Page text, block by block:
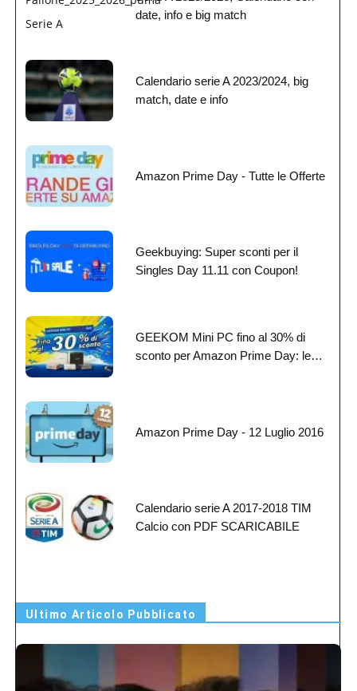
date, info e big match
Calendario serie A 2023/2024, big
match, date e info
Amazon Prime Day - Tutte le Offerte
Geekbuying: Super sconti per il
Singles Day 11.11 con Coupon!
GEEKOM Mini PC fino al 30% di
sconto per Amazon Prime Day: le…
Amazon Prime Day - 12 Luglio 2016
Calendario serie A 2017-2018 TIM
Calcio con PDF SCARICABILE
Ultimo Articolo Pubblicato